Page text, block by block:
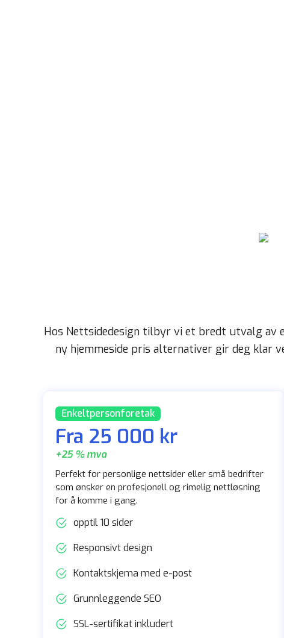
Hos Nettsidedesign tilbyr vi et bredt utvalg av
ny hjemmeside pris alternativer gir deg klar
Enkeltpersonforetak
Fra 25 000 kr
+25 % mva
Perfekt for personlige nettsider eller små bedrifter
som ønsker en profesjonell og rimelig nettløsning
for å komme i gang.
opptil 10 sider
Responsivt design
Kontaktskjema med e-post
Grunnleggende SEO
SSL-sertifikat inkludert